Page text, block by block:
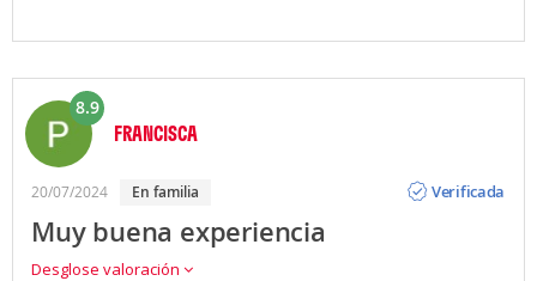
8.9
FRANCISCA
20/07/2024 En familia
Verificada
Muy buena experiencia
Desglose valoración